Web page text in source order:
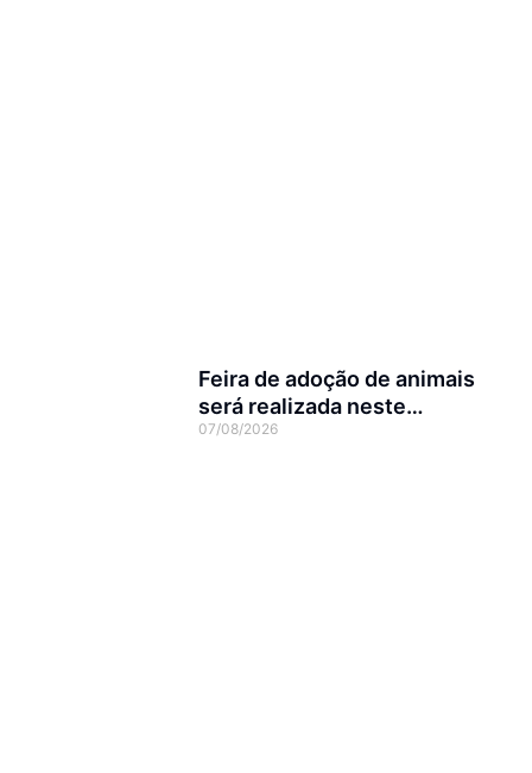
Feira de adoção de animais
será realizada neste
domingo na Arena Joinville
07/08/2026